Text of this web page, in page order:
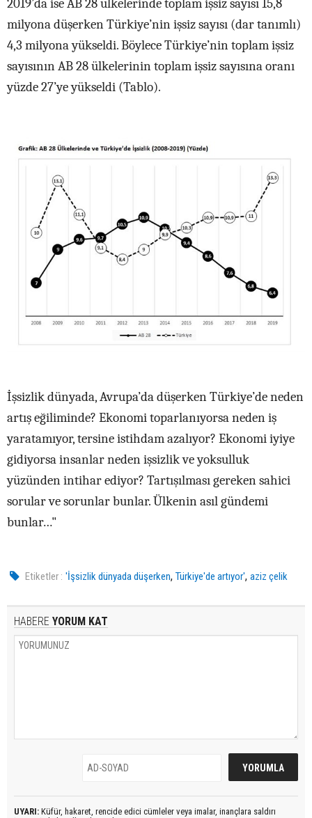
2019’da ise AB 28 ülkelerinde toplam işsiz sayısı 15,8
milyona düşerken Türkiye’nin işsiz sayısı (dar tanımlı)
4,3 milyona yükseldi. Böylece Türkiye’nin toplam işsiz
sayısının AB 28 ülkelerinin toplam işsiz sayısına oranı
yüzde 27’ye yükseldi (Tablo).
İşsizlik dünyada, Avrupa’da düşerken Türkiye’de neden
artış eğiliminde? Ekonomi toparlanıyorsa neden iş
yaratamıyor, tersine istihdam azalıyor? Ekonomi iyiye
gidiyorsa insanlar neden işsizlik ve yoksulluk
yüzünden intihar ediyor? Tartışılması gereken sahici
sorular ve sorunlar bunlar. Ülkenin asıl gündemi
bunlar…"
Etiketler : 'İşsizlik dünyada düşerken,Türkiye'de artıyor',aziz çelik
HABERE YORUM KAT
UYARI: Küfür, hakaret, rencide edici cümleler veya imalar, inançlara saldırı